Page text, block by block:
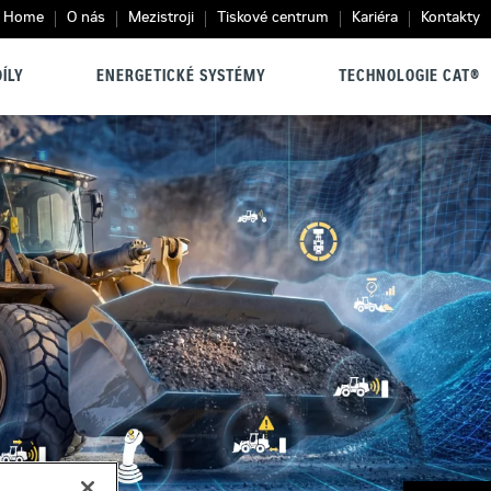
Home O nás Mezistroji Tiskové centrum Kariéra Kontakty
ENERGETICKÉ SYSTÉMY TECHNOLOGIE CAT®